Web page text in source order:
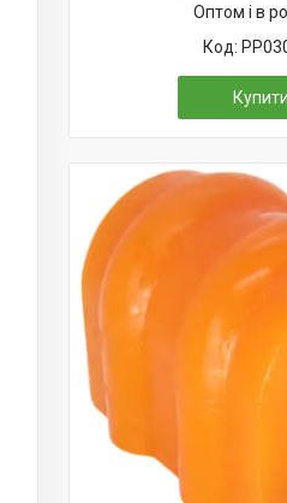
Оптом і в
Купити